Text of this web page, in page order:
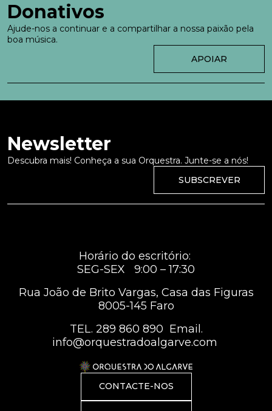
Donativos
Ajude-nos a continuar e a compartilhar a nossa paixão pela
boa música.
APOIAR
Newsletter
Descubra mais! Conheça a sua Orquestra. Junte-se a nós!
SUBSCREVER
Horário do escritório:
SEG-SEX 9:00 – 17:30
Rua João de Brito Vargas, Casa das Figuras
8005-145 Faro
TEL. 289 860 890 Email.
info@orquestradoalgarve.com
CONTACTE-NOS